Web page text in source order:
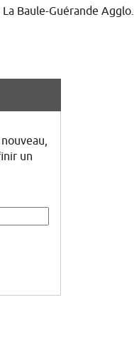
Baule-Guérande Agglo.
un